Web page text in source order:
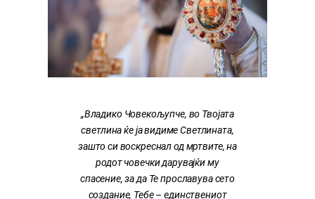
„Владико Човекољупче, во Твојата
светлина ќе ја видиме Светлината,
зашто си воскреснал од мртвите, на
родот човечки дарувајќи му
спасение, за да Те прославува сето
создание, Тебе – единствениот